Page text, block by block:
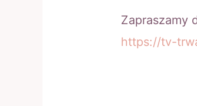
Zapraszamy
https://tv-